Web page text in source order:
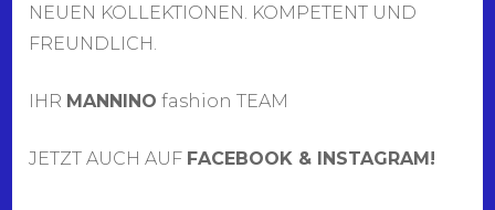
NEUEN KOLLEKTIONEN. KOMPETENT UND
FREUNDLICH.
IHR MANNINO fashion TEAM
JETZT AUCH AUF FACEBOOK & INSTAGRAM!